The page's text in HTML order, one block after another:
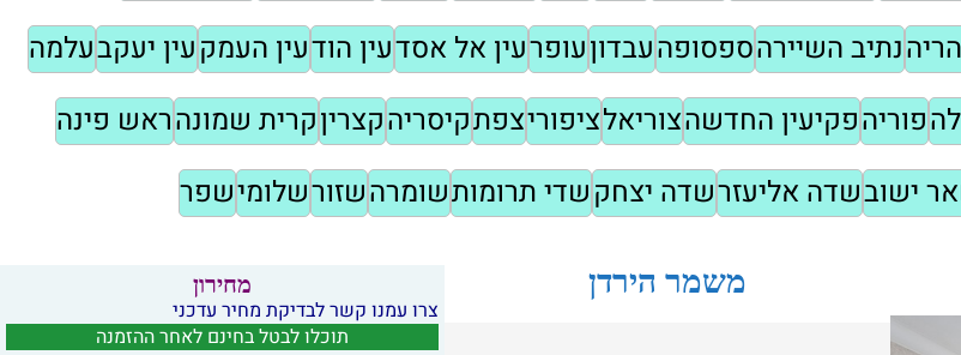
נתיב השיירהספסופהעבדוןעופרעין אל אסדעין הודעין העמקעין יעקבעלמה
פוריהפקיעין החדשהצוריאלציפוריצפתקיסריהקצריןקרית שמונהראש פינה
ישובשדה אליעזרשדה יצחקשדי תרומותשומרהשזורשלומישפר
משמר הירדן מחירון
צרו עמנו קשר לבדיקת מחיר עדכני
תוכלו לבטל בחינם לאחר ההזמנה